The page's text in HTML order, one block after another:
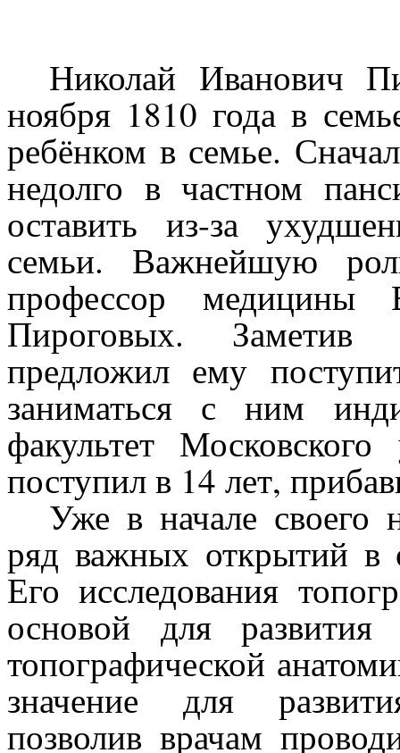
Николай Иванович
ноября 1810 года в
ребёнком в семье.
недолго в частном
оставить из-за
семьи. Важнейшую
профессор
Пироговых. Заметив
предложил ему
заниматься с ним
факультет
поступил в 14 лет,
Уже в начале своего
ряд важных открытий в
Его исследования
основой для
топографической
значение для
позволив врачам